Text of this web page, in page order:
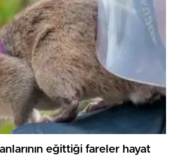
eğittiği fareler hayat